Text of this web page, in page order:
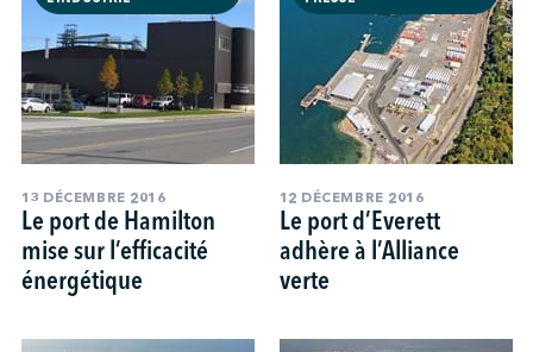
13 DÉCEMBRE 2016
Le port de Hamilton
mise sur l’efficacité
énergétique
12 DÉCEMBRE 2016
Le port d’Everett
adhère à l’Alliance
verte